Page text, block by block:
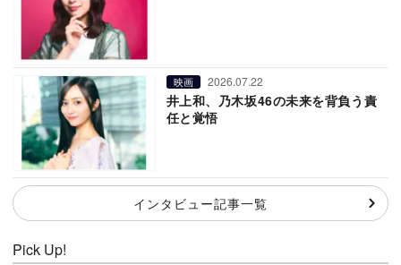
映画 2026.07.22
井上和、乃木坂46の未来を背負う責
任と覚悟
インタビュー記事一覧
Pick Up!